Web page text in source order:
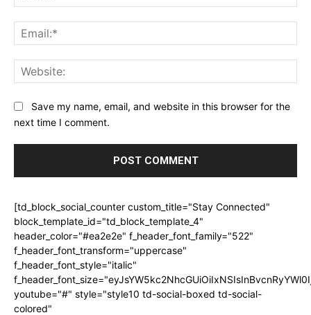
Save my name, email, and website in this browser for the
next time I comment.
[td_block_social_counter custom_title="Stay Connected"
block_template_id="td_block_template_4"
header_color="#ea2e2e" f_header_font_family="522"
f_header_font_transform="uppercase"
f_header_font_style="italic"
youtube="#" style="style10 td-social-boxed td-social-
colored"